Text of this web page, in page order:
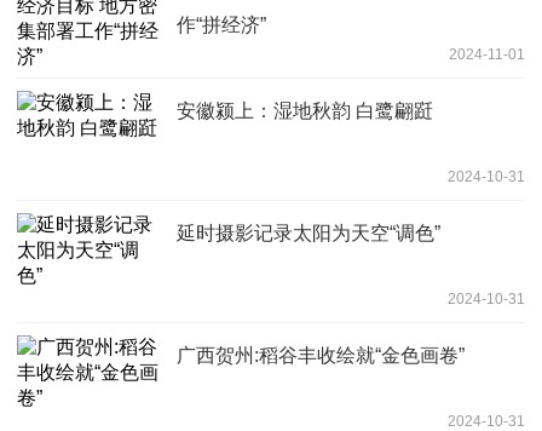
作“拼经济”
2024-11-01
安徽颍上：湿地秋韵 白鹭翩跹
2024-10-31
延时摄影记录太阳为天空“调色”
2024-10-31
广西贺州:稻谷丰收绘就“金色画卷”
2024-10-31